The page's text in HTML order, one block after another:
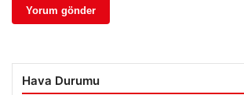
Hava Durumu